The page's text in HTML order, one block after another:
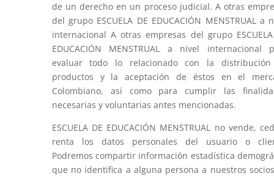
de un derecho en un proceso judicial. A otras
del grupo ESCUELA DE EDUCACIÓN MENSTRUAL a
internacional A otras empresas del grupo
EDUCACIÓN MENSTRUAL a nivel internacional
evaluar todo lo relacionado con la
productos y la aceptación de éstos en el
Colombiano, así como para cumplir las
necesarias y voluntarias antes mencionadas.
ESCUELA DE EDUCACIÓN MENSTRUAL no vende,
renta los datos personales del usuario o
Podremos compartir información estadística
que no identifica a alguna persona a nuestros